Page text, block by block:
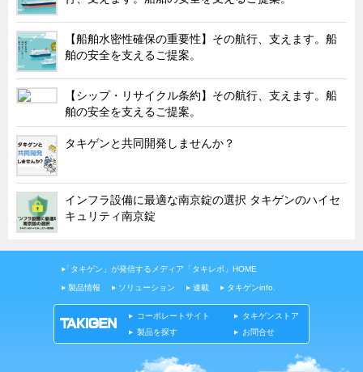
韓国
上海
タイ
採用情報
インタビュー
入社式・創立記念式典
メディア情報
【船舶水密性確保の重要性】その航行、支えます。船
舶の安全を支えるご提案。
【シップ・リサイクル条約】その航行、支えます。船
舶の安全を支えるご提案。
タキゲンと共同開発しませんか？
インフラ設備に最適な南京錠の選択 タキゲンのハイセ
キュリティ南京錠
「タキゲン」が発信するメディア「タキレポ」HOME
製品情報 ソリューション 連載 タキゲンinfo.
コーポレートサイト
タキゲンストア
製品を探す
お問合せ